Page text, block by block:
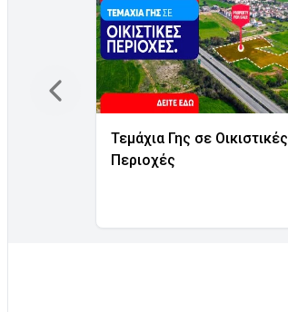
Τεμάχια Γης σε Οικιστικές
Περιοχές